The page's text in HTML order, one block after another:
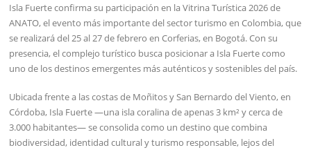
Isla Fuerte confirma su participación en la Vitrina Turística 2026 de
ANATO, el evento más importante del sector turismo en Colombia, que
se realizará del 25 al 27 de febrero en Corferias, en Bogotá. Con su
presencia, el complejo turístico busca posicionar a Isla Fuerte como
uno de los destinos emergentes más auténticos y sostenibles del país.
Ubicada frente a las costas de Moñitos y San Bernardo del Viento, en
Córdoba, Isla Fuerte —una isla coralina de apenas 3 km² y cerca de
3.000 habitantes— se consolida como un destino que combina
biodiversidad, identidad cultural y turismo responsable, lejos del